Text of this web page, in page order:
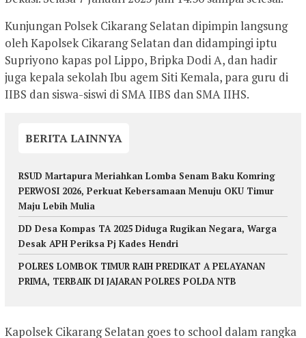
Kunjungan Polsek Cikarang Selatan dipimpin langsung
oleh Kapolsek Cikarang Selatan dan didampingi iptu
Supriyono kapas pol Lippo, Bripka Dodi A, dan hadir
juga kepala sekolah Ibu agem Siti Kemala, para guru di
IIBS dan siswa-siswi di SMA IIBS dan SMA IIHS.
BERITA LAINNYA
RSUD Martapura Meriahkan Lomba Senam Baku Komring
PERWOSI 2026, Perkuat Kebersamaan Menuju OKU Timur
Maju Lebih Mulia
DD Desa Kompas TA 2025 Diduga Rugikan Negara, Warga
Desak APH Periksa Pj Kades Hendri
POLRES LOMBOK TIMUR RAIH PREDIKAT A PELAYANAN
PRIMA, TERBAIK DI JAJARAN POLRES POLDA NTB
Kapolsek Cikarang Selatan goes to school dalam rangka